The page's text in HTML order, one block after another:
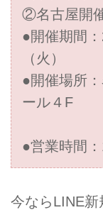
②名古屋開
●開催期間
（火）
●開催場所
ール４F
名古屋
●営業時間
今ならLINE新